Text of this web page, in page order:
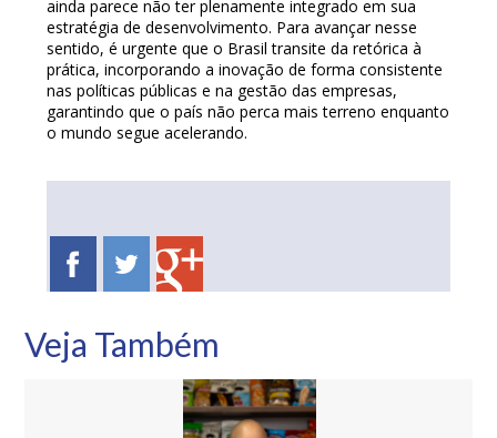
ainda parece não ter plenamente integrado em sua
estratégia de desenvolvimento. Para avançar nesse
sentido, é urgente que o Brasil transite da retórica à
prática, incorporando a inovação de forma consistente
nas políticas públicas e na gestão das empresas,
garantindo que o país não perca mais terreno enquanto
o mundo segue acelerando.
Veja Também